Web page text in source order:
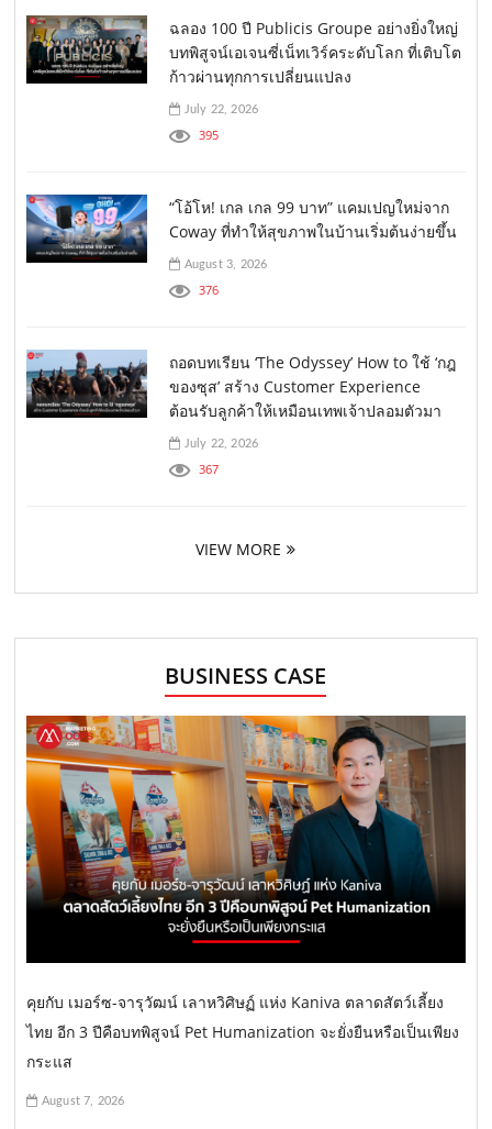
ฉลอง 100 ปี Publicis Groupe อย่างยิ่งใหญ่
บทพิสูจน์เอเจนซี่เน็ทเวิร์คระดับโลก ที่เติบโต
ก้าวผ่านทุกการเปลี่ยนแปลง
July 22, 2026
395
“โอ้โห! เกล เกล 99 บาท” แคมเปญใหม่จาก
Coway ที่ทำให้สุขภาพในบ้านเริ่มต้นง่ายขึ้น
August 3, 2026
376
ถอดบทเรียน ‘The Odyssey’ How to ใช้ ‘กฎ
ของซุส’ สร้าง Customer Experience
ต้อนรับลูกค้าให้เหมือนเทพเจ้าปลอมตัวมา
July 22, 2026
367
VIEW MORE
BUSINESS CASE
คุยกับ เมอร์ซ-จารุวัฒน์ เลาหวิศิษฏ์ แห่ง Kaniva ตลาดสัตว์เลี้ยง
ไทย อีก 3 ปีคือบทพิสูจน์ Pet Humanization จะยั่งยืนหรือเป็นเพียง
กระแส
August 7, 2026